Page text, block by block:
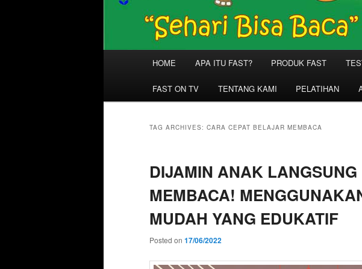
HOME APA ITU FAST? PRODUK FAST
FAST ON TV TENTANG KAMI PELATIHAN
TAG ARCHIVES: CARA CEPAT BELAJAR MEMBACA
DIJAMIN ANAK LANGSUNG
MEMBACA!
MUDAH YANG EDUKATIF
Posted on 17/06/2022